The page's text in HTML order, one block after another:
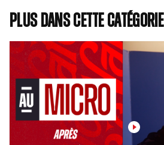
Plus dans cette catégorie